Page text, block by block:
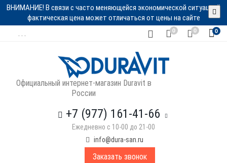
ВНИМАНИЕ! В связи с часто меняющейся экономической ситуацией
фактическая цена может отличаться от цены на сайте
0 0 0
Официальный интернет-магазин Duravit в
России
+7 (977) 161-41-66
Ежедневно с 10-00 до 21-00
info@dura-san.ru
Заказать звонок